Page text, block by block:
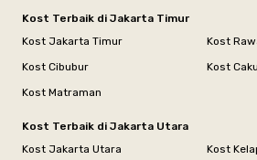
Kost Terbaik di Jakarta Timur
Kost Jakarta Timur
Kost
Kost Cibubur
Kost
Kost Matraman
Kost Terbaik di Jakarta Utara
Kost Jakarta Utara
Kost